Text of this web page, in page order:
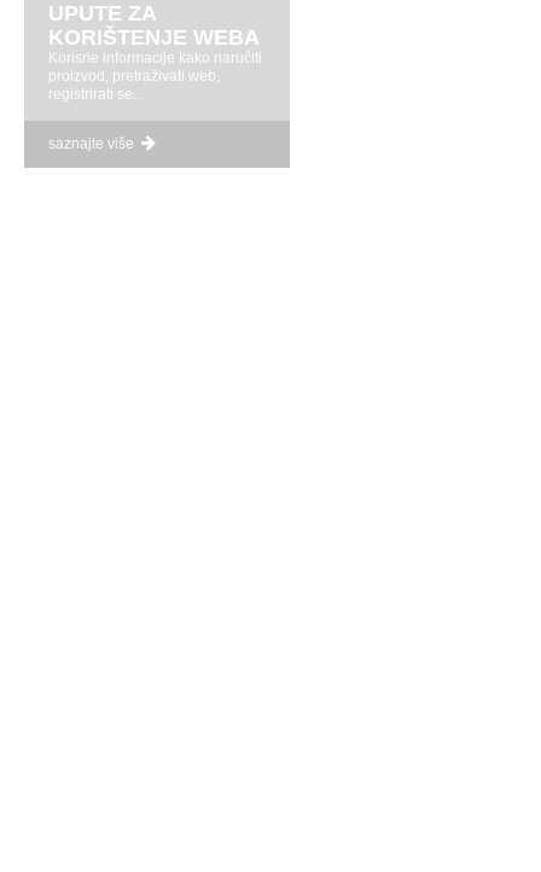
UPUTE ZA
KORIŠTENJE WEBA
Korisne informacije kako naručiti
proizvod, pretraživati web,
registrirati se...
saznajte više